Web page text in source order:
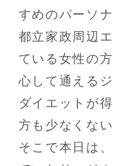
すめのパーソ
都立家政周辺
ている女性の
心して通える
ダイエットが
方も少なくな
そこで本日は